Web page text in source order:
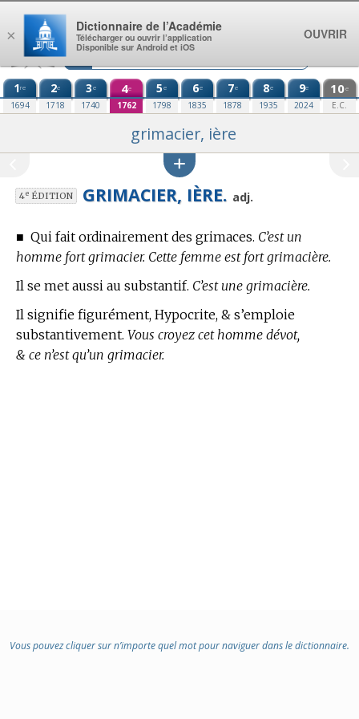
Aller au contenu
1re
1694
2e
1718
3e
1740
4e
1762
5e
1798
6e
1835
7e
1878
8e
1935
9e
2024
10e
E.C.
grimacier, ière
4eÉDITION GRIMACIER, IÈRE. adj.
■ Qui fait ordinairement des grimaces. C’est un
homme fort grimacier. Cette femme est fort grimacière.
Il se met aussi au substantif. C’est une grimacière.
Il signifie figurément, Hypocrite, & s’emploie
substantivement. Vous croyez cet homme dévot,
& ce n’est qu’un grimacier.
Vous pouvez cliquer sur n’importe quel mot pour naviguer dans le dictionnaire.
×
Dictionnaire de l’Académie
Télécharger ou ouvrir l’application
Disponible sur Android et iOS
OUVRIR